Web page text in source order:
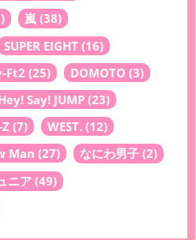
嵐 (38)
SUPER EIGHT (16)
Ft2 (25) DOMOTO (3)
Say! JUMP (23)
(7) WEST. (12)
Man (27) なにわ男子 (2)
ニア (49)